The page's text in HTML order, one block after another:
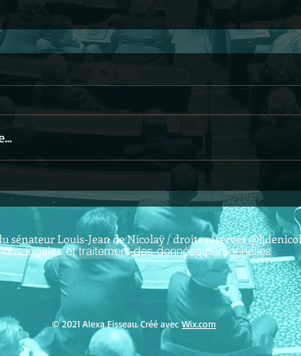
sénateur Louis-Jean de Nicolaÿ / droits réservés
légales et traitement des données personnelles
© 2021 Alexa Fisseau. Créé avecWix.com